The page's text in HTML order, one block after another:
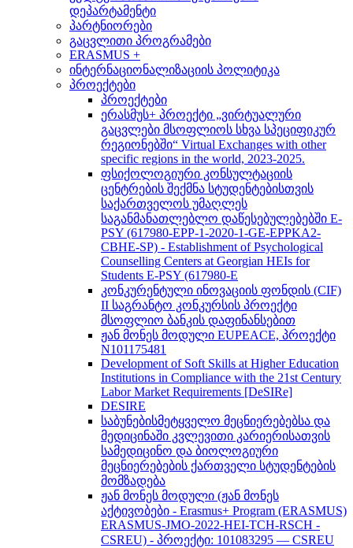
დეპარტამენტი
პარტნიორები
გაცვლითი პროგრამები
ERASMUS +
ინტერნაციონალიზაციის პოლიტიკა
პროექტები
პროექტები
ერასმუს+ პროექტი „ვირტუალური
გაცვლები მსოფლიოს სხვა სპეციფიკურ
რეგიონებში“ Virtual Exchanges with other
specific regions in the world, 2023-2025.
ფსიქოლოგიური კონსულტაციის
ცენტრების შექმნა სტუდენტებისთვის
საქართველოს უმაღლეს
საგანმანათლებლო დაწესებულებებში E-
PSY (617980-EPP-1-2020-1-GE-EPPKA2-
CBHE-SP) - Establishment of Psychological
Counselling Centers at Georgian HEIs for
Students E-PSY (617980-E
კონკურენტული ინოვაციის ფონდის (CIF)
II საგრანტო კონკურსის პროექტი
მსოფლიო ბანკის დაფინანსებით
ჟან მონეს მოდული EUPEACE, პროექტი
N101175481
Development of Soft Skills at Higher Education
Institutions in Compliance with the 21st Century
Labor Market Requirements [DeSIRe]
DESIRE
საბუნებისმეტყველო მეცნიერებებსა და
მედიცინაში კვლევითი კარიერისათვის
სამედიცინო და ბიოლოგიური
მეცნიერებების ქართველი სტუდენტების
მომზადება
ჟან მონეს მოდული (ჟან მონეს
აქტივობები - Erasmus+ Program (ERASMUS)
ERASMUS-JMO-2022-HEI-TCH-RSCH -
CSREU) - პროექტი: 101083295 — CSREU